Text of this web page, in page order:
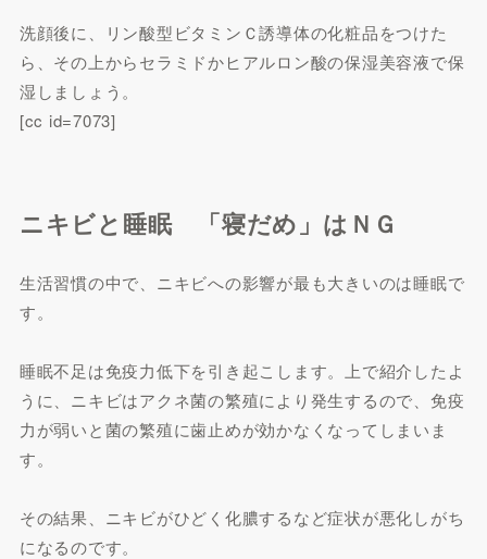
洗顔後に、リン酸型ビタミンＣ誘導体の化粧品をつけた
ら、その上からセラミドかヒアルロン酸の保湿美容液で保
湿しましょう。
[cc id=7073]
ニキビと睡眠 「寝だめ」はＮＧ
生活習慣の中で、ニキビへの影響が最も大きいのは睡眠で
す。
睡眠不足は免疫力低下を引き起こします。上で紹介したよ
うに、ニキビはアクネ菌の繁殖により発生するので、免疫
力が弱いと菌の繁殖に歯止めが効かなくなってしまいま
す。
その結果、ニキビがひどく化膿するなど症状が悪化しがち
になるのです。